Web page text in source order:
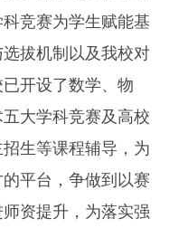
竞赛为学生赋能基
拔机制以及我校对
开设了数学、物
大学科竞赛及高校
生等课程辅导，为
平台，争做到以赛
资提升，为落实强